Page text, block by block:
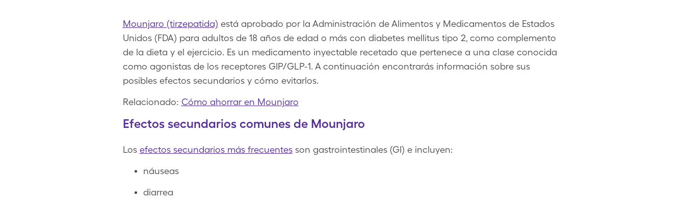
Mounjaro (tirzepatida) está aprobado por la Administración de Alimentos y Medicamentos de Estados
Unidos (FDA) para adultos de 18 años de edad o más con diabetes mellitus tipo 2, como complemento
de la dieta y el ejercicio. Es un medicamento inyectable recetado que pertenece a una clase conocida
como agonistas de los receptores GIP/GLP-1. A continuación encontrarás información sobre sus
posibles efectos secundarios y cómo evitarlos.
Relacionado: Cómo ahorrar en Mounjaro
Efectos secundarios comunes de Mounjaro
Los efectos secundarios más frecuentesson gastrointestinales (GI) e incluyen:
náuseas
diarrea